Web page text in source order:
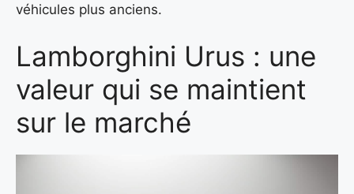
véhicules plus anciens.
Lamborghini Urus : une
valeur qui se maintient
sur le marché